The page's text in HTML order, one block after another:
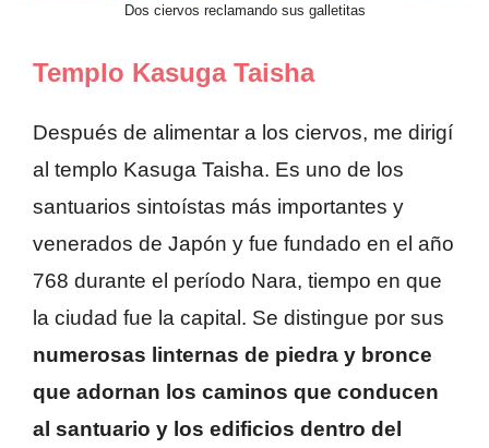
Dos ciervos reclamando sus galletitas
Templo Kasuga Taisha
Después de alimentar a los ciervos, me dirigí
al templo Kasuga Taisha. Es uno de los
santuarios sintoístas más importantes y
venerados de Japón y fue fundado en el año
768 durante el período Nara, tiempo en que
la ciudad fue la capital. Se distingue por sus
numerosas linternas de piedra y bronce
que adornan los caminos que conducen
al santuario y los edificios dentro del